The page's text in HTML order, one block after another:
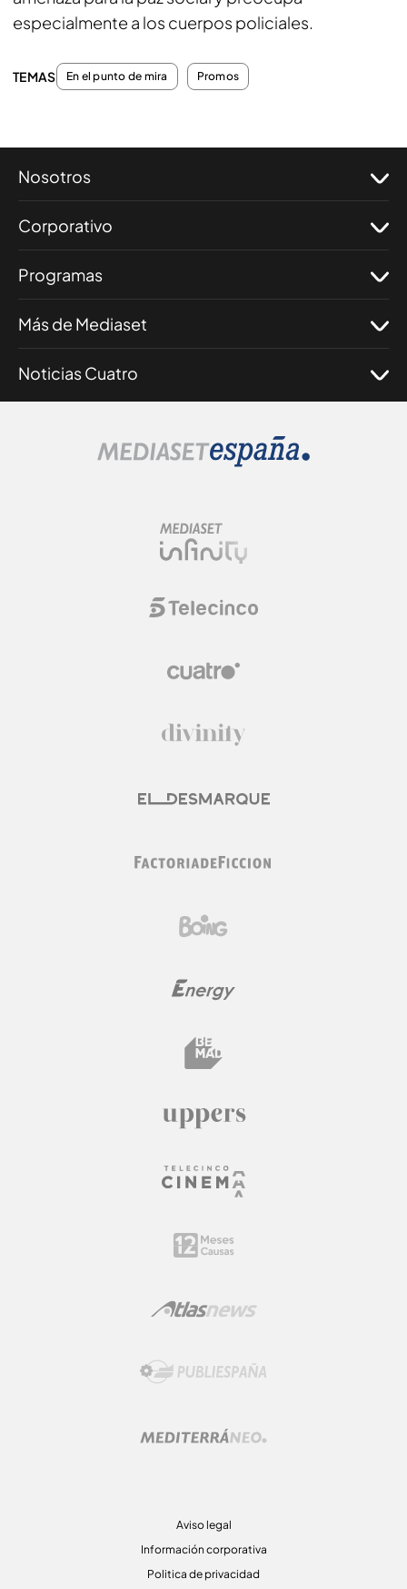
especialmente a los cuerpos policiales.
TEMAS En el punto de mira Promos
Nosotros
Corporativo
Programas
Más de Mediaset
Noticias Cuatro
Aviso legal
Información corporativa
Politica de privacidad